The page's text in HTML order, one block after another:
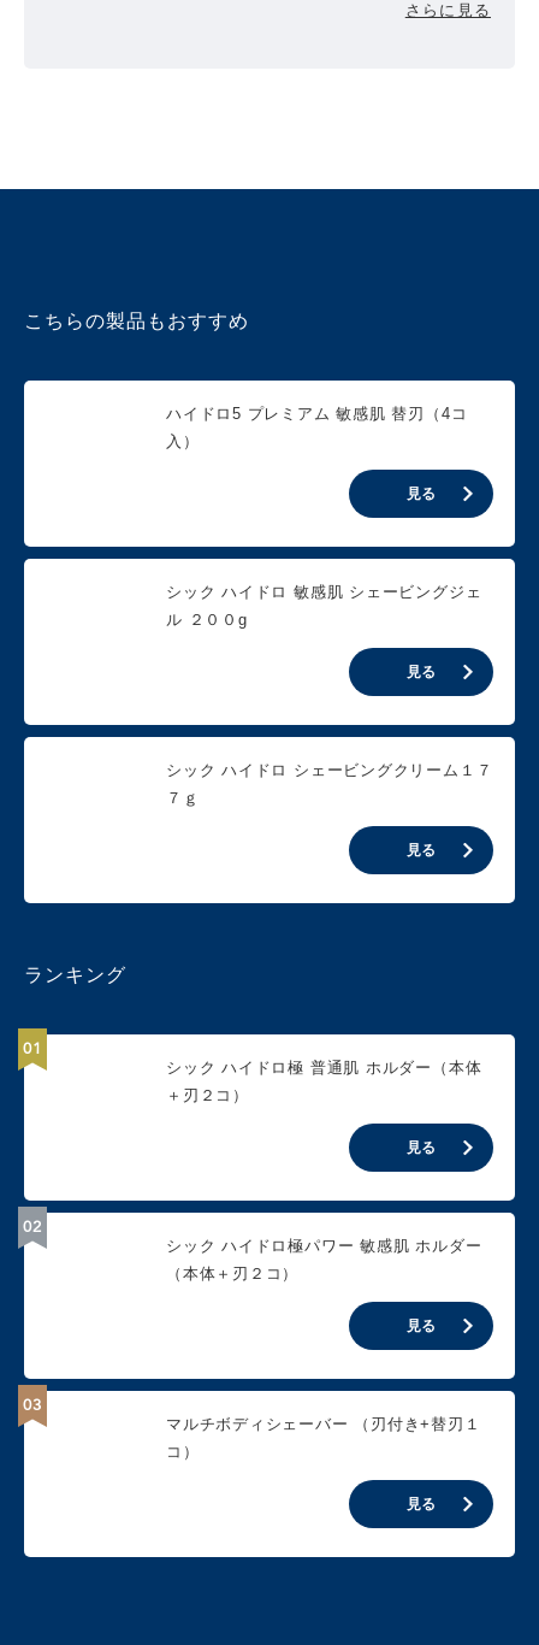
キストリン、パンテノール、ヒアルロン酸Ｎａ、トコフ
さらに見る
こちらの製品もおすすめ
ハイドロ5 プレミアム 敏感肌 替刃（4コ
入）
見る
シック ハイドロ 敏感肌 シェービングジェ
ル ２００g
見る
シック ハイドロ シェービングクリーム１７
７ｇ
見る
ランキング
シック ハイドロ極 普通肌 ホルダー（本体
＋刃２コ）
見る
シック ハイドロ極パワー 敏感肌 ホルダー
（本体＋刃２コ）
見る
マルチボディシェーバー （刃付き+替刃１
コ）
見る